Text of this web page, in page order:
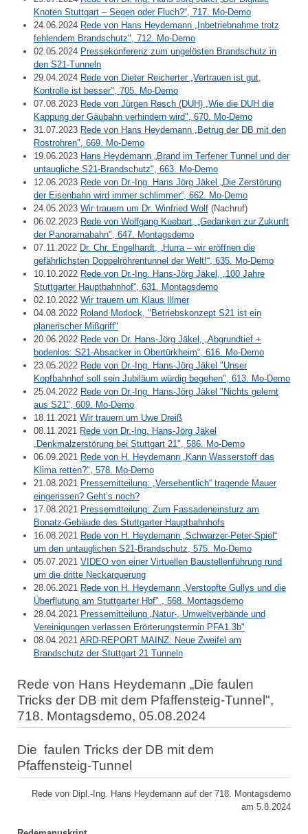
Knoten Stuttgart – Segen oder Fluch?“, 717. Mo-Demo
24.06.2024 Rede von Hans Heydemann „Inbetriebnahme trotz
fehlendem Brandschutz", 712. Mo-Demo
02.05.2024 Pressekonferenz zum ungelösten Brandschutz in
den S21-Tunneln
29.04.2024 Rede von Dieter Reicherter „Vertrauen ist gut,
Kontrolle ist besser", 705. Mo-Demo
07.08.2023 Rede von Jürgen Resch (DUH) „Wie die DUH die
Kappung der Gäubahn verhindern wird", 670. Mo-Demo
31.07.2023 Rede von Hans Heydemann „Betrug der DB mit den
Rostrohren", 669. Mo-Demo
19.06.2023 Hans Heydemann „Brand im Terfener Tunnel und der
untaugliche S21-Brandschutz", 663. Mo-Demo
12.06.2023 Rede von Dr.-Ing. Hans Jörg Jäkel „Die Zerstörung
der Eisenbahn wird immer schlimmer“, 662. Mo-Demo
24.05.2023 Wir trauern um Dr. Winfried Wolf (Nachruf)
06.02.2023 Rede von Wolfgang Kuebart, „Gedanken zur Zukunft
der Panoramabahn", 647. Montagsdemo
07.11.2022 Dr. Chr. Engelhardt, „Hurra – wir eröffnen die
gefährlichsten Doppelröhrentunnel der Welt!“, 635. Mo-Demo
10.10.2022 Rede von Dr.-Ing. Hans-Jörg Jäkel, „100 Jahre
Stuttgarter Hauptbahnhof“, 631. Montagsdemo
02.10.2022 Wir trauern um Klaus Illmer
04.08.2022 Roland Morlock, "Betriebskonzept S21 ist ein
planerischer Mißgriff"
20.06.2022 Rede von Dr. Hans-Jörg Jäkel, „Abgrundtief +
bodenlos: S21-Absacker in Obertürkheim“, 616. Mo-Demo
23.05.2022 Rede von Dr.-Ing. Hans-Jörg Jäkel "Unser
Kopfbahnhof soll sein Jubiläum würdig begehen", 613. Mo-Demo
25.04.2022 Rede von Dr.-Ing. Hans-Jörg Jäkel "Nichts gelernt
aus S21", 609. Mo-Demo
18.11.2021 Wir trauern um Uwe Dreiß
08.11.2021 Rede von Dr.-Ing. Hans-Jörg Jäkel
„Denkmalzerstörung bei Stuttgart 21", 586. Mo-Demo
06.09.2021 Rede von H. Heydemann „Kann Wasserstoff das
Klima retten?", 578. Mo-Demo
21.08.2021 Pressemitteilung: „Versehentlich“ tragende Mauer
eingerissen? Geht’s noch?
17.08.2021 Pressemitteilung: Zum Fassadeneinsturz am
Bonatz-Gebäude des Stuttgarter Hauptbahnhofs
16.08.2021 Rede von H. Heydemann „Schwarzer-Peter-Spiel“
um den untauglichen S21-Brandschutz, 575. Mo-Demo
05.07.2021 VIDEO von einer Virtuellen Baustellenführung rund
um die dritte Neckarquerung
28.06.2021 Rede von H. Heydemann „Verstopfte Gullys und die
Überflutung am Stuttgarter Hbf" , 568. Montagsdemo
28.04.2021 Pressemitteilung „Natur-, Umweltverbände und
Vereinigungen verlassen Erörterungstermin PFA1.3b"
08.04.2021 ARD-REPORT MAINZ: Neue Zweifel am
Brandschutz der Stuttgart 21 Tunneln
Rede von Hans Heydemann „Die faulen
Tricks der DB mit dem Pfaffensteig-Tunnel",
718. Montagsdemo, 05.08.2024
Die faulen Tricks der DB mit dem
Pfaffensteig-Tunnel
Rede von Dipl.-Ing. Hans Heydemann auf der 718. Montagsdemo
am 5.8.2024